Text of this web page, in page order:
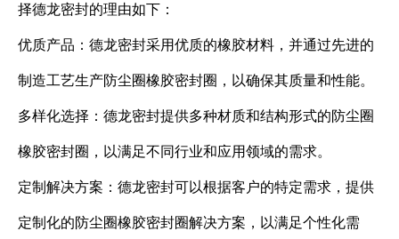
择德龙密封的理由如下：
优质产品：德龙密封采用优质的橡胶材料，并通过先进的
制造工艺生产防尘圈橡胶密封圈，以确保其质量和性能。
多样化选择：德龙密封提供多种材质和结构形式的防尘圈
橡胶密封圈，以满足不同行业和应用领域的需求。
定制解决方案：德龙密封可以根据客户的特定需求，提供
定制化的防尘圈橡胶密封圈解决方案，以满足个性化需